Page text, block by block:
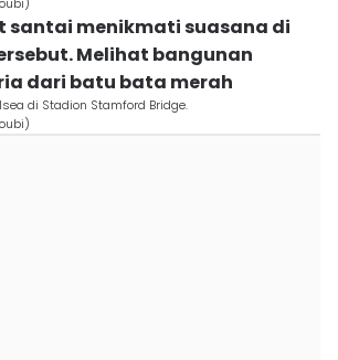
santai menikmati suasana di
Melihat bangunan
dari batu bata merah
di Stadion Stamford Bridge.